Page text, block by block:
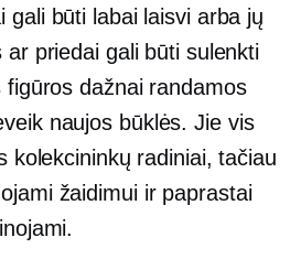
gali būti labai laisvi arba jų
priedai gali būti sulenkti
dažnai randamos
naujos būklės. Jie vis
kolekcininkų radiniai, tačiau
žaidimui ir paprastai